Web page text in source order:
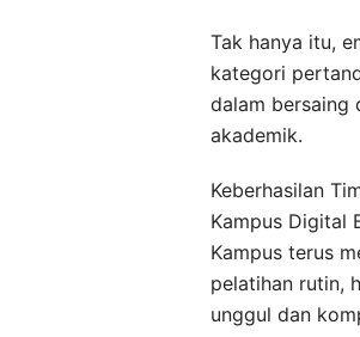
Tak hanya itu,
kategori
dalam bersaing
akademik.
Keberhasilan
Kampus Digital
Kampus terus
pelatihan rutin,
unggul dan